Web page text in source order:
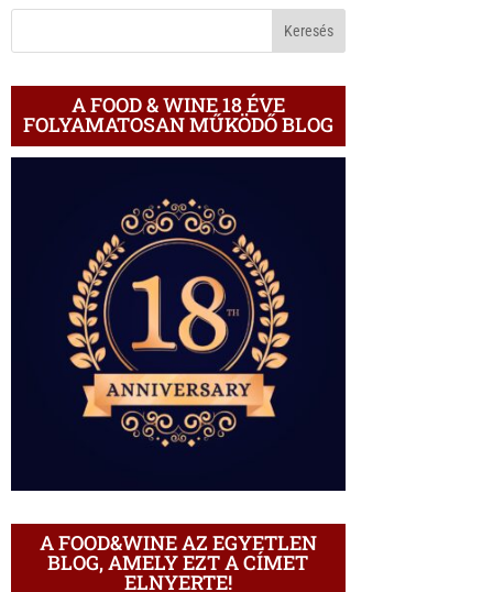
BLOGON
A FOOD & WINE 18 ÉVE
FOLYAMATOSAN MŰKÖDŐ BLOG
A FOOD&WINE AZ EGYETLEN
BLOG, AMELY EZT A CÍMET
ELNYERTE!